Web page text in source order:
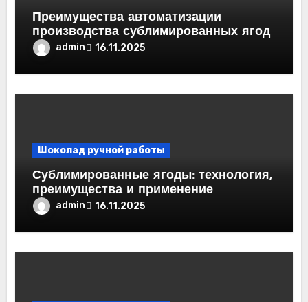
Преимущества автоматизации
производства сублимированных ягод
admin 16.11.2025
Шоколад ручной работы
Сублимированные ягоды: технология,
преимущества и применение
admin 16.11.2025